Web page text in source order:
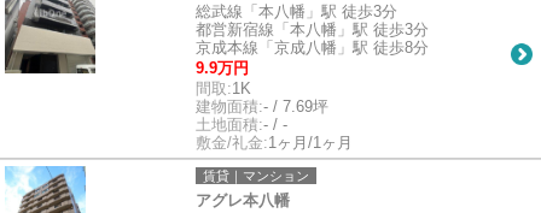
総武線「本八幡」駅 徒歩3分
都営新宿線「本八幡」駅 徒歩3分
京成本線「京成八幡」駅 徒歩8分
9.9万円
間取:1K
建物面積:- / 7.69坪
土地面積:- / -
敷金/礼金:1ヶ月/1ヶ月
賃貸｜マンション
アグレ本八幡